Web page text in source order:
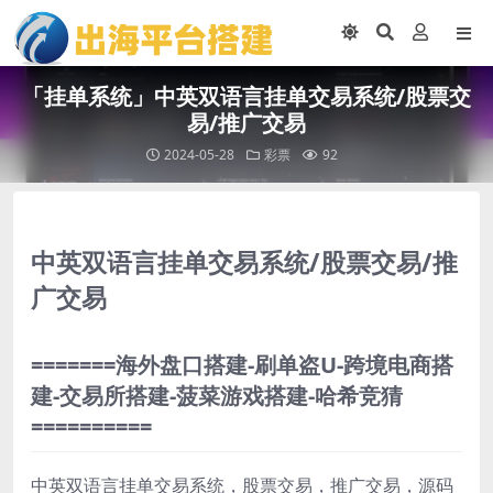
「挂单系统」中英双语言挂单交易系统/股票交
易/推广交易
2024-05-28 彩票 92
中英双语言挂单交易系统/股票交易/推
广交易
=======海外盘口搭建-刷单盗U-跨境电商搭
建-交易所搭建-菠菜游戏搭建-哈希竞猜
==========
中英双语言挂单交易系统，股票交易，推广交易，源码